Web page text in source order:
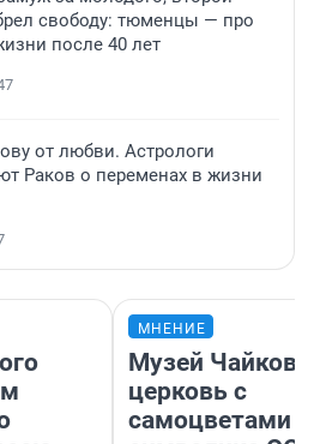
свободу: тюменцы — про
после 40 лет
от любви. Астрологи
Раков о переменах в жизни
МНЕНИЕ
Музей
церковь с
самоцветами